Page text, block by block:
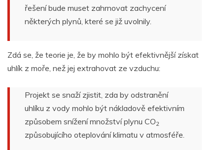
řešení bude muset zahrnovat zachycení
některých plynů, které se již uvolnily.
Zdá se, že teorie je, že by mohlo být efektivnější získat
uhlík z moře, než jej extrahovat ze vzduchu:
Projekt se snaží zjistit, zda by odstranění
uhlíku z vody mohlo být nákladově efektivním
způsobem snížení množství plynu CO2
způsobujícího oteplování klimatu v atmosféře.